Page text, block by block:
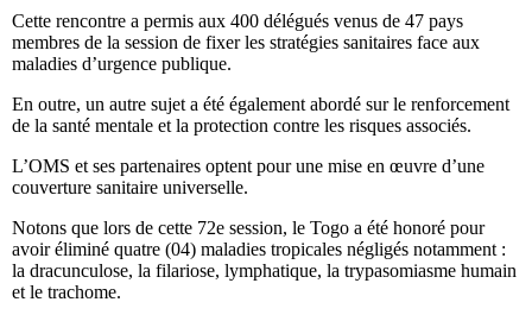
Cette rencontre a permis aux 400 délégués venus de 47 pays
membres de la session de fixer les stratégies sanitaires face aux
maladies d’urgence publique.
En outre, un autre sujet a été également abordé sur le renforcement
de la santé mentale et la protection contre les risques associés.
L’OMS et ses partenaires optent pour une mise en œuvre d’une
couverture sanitaire universelle.
Notons que lors de cette 72e session, le Togo a été honoré pour
avoir éliminé quatre (04) maladies tropicales négligés notamment :
la dracunculose, la filariose, lymphatique, la trypasomiasme humain
et le trachome.